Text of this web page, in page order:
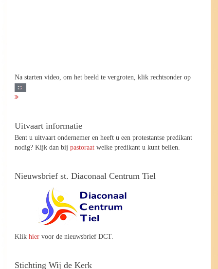
Na starten video, om het beeld te vergroten, klik rechtsonder op
Uitvaart informatie
Bent u uitvaart ondernemer en heeft u een protestantse predikant
nodig? Kijk dan bij pastoraat welke predikant u kunt bellen.
Nieuwsbrief st. Diaconaal Centrum Tiel
Klik hier voor de nieuwsbrief DCT.
Stichting Wij de Kerk